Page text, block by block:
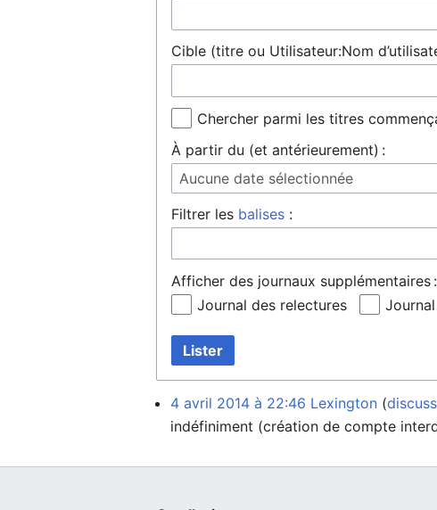
Cible (titre ou Utilisateur:Nom
Chercher parmi les titres
À partir du (et antérieurement) :
Aucune date sélectionnée
Filtrer les balises :
Afficher des journaux supplémentaires :
Journal des relectures
Lister
4 avril 2014 à 22:46 Lexington
indéfiniment (création de compte